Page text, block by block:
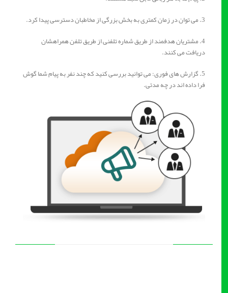
4. مشتریان هدفمند از طریق شماره تلفنی از طریق تلفن همراهشان
دریافت می کنند.
5. گزارش های فوری: می توانید بررسی کنید که چند نفر به پیام شما گوش
فرا داده اند در چه مدتی.